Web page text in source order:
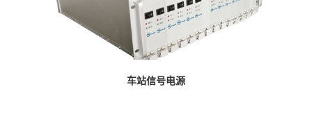
车站信号电源